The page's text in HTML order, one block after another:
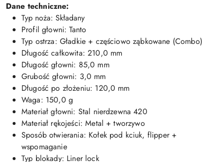
Dane techniczne:
Typ noża: Składany
Profil głowni: Tanto
Typ ostrza: Gładkie + częściowo ząbkowane (Combo)
Długość całkowita: 210,0 mm
Długość głowni: 85,0 mm
Grubość głowni: 3,0 mm
Długość po złożeniu: 120,0 mm
Waga: 150,0 g
Materiał głowni: Stal nierdzewna 420
Materiał rękojeści: Metal + tworzywo
Sposób otwierania: Kołek pod kciuk, flipper +
wspomaganie
Typ blokady: Liner lock